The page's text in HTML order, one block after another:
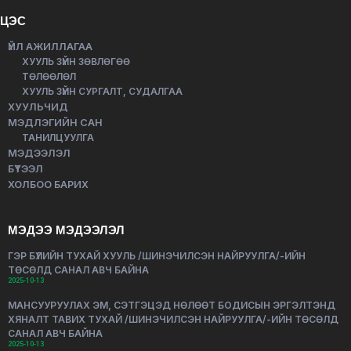
ЦЭС
ҮЙЛ АЖИЛЛАГАА
ХУУЛЬ ЗҮЙН ЗӨВЛӨГӨӨ
ТӨЛӨӨЛӨЛ
ХУУЛЬ ЗҮЙН СУРГАЛТ, СУДАЛГАА
ХУУЛЬЧИД
МЭДЛЭГИЙН САН
ТАНИЛЦУУЛГА
МЭДЭЭЛЭЛ
БҮТЭЭЛ
ХОЛБОО БАРИХ
МЭДЭЭ МЭДЭЭЛЭЛ
ГЭР БҮЛИЙН ТУХАЙ ХУУЛЬ /ШИНЭЧИЛСЭН НАЙРУУЛГА/-ИЙН
ТӨСӨЛД САНАЛ АВЧ БАЙНА
2025-10-13
МАНСУУРУУЛАХ ЭМ, СЭТГЭЦЭД НӨЛӨӨТ БОДИСЫН ЭРГЭЛТЭНД
ХЯНАЛТ ТАВИХ ТУХАЙ /ШИНЭЧИЛСЭН НАЙРУУЛГА/-ИЙН ТӨСӨЛД
САНАЛ АВЧ БАЙНА
2025-10-13